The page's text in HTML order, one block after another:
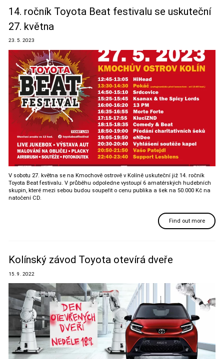
14. ročník Toyota Beat festivalu se uskuteční
27. května
23. 5. 2023
V sobotu 27. května se na Kmochově ostrově v Kolíně uskuteční již 14. ročník
Toyota Beat festivalu. V průběhu odpoledne vystoupí 6 amatérských hudebních
skupin, které mezi sebou budou soupeřit o cenu publika a šek na 50.000 Kč na
natočení CD.
Find out more
Kolínský závod Toyota otevírá dveře
15. 9. 2022